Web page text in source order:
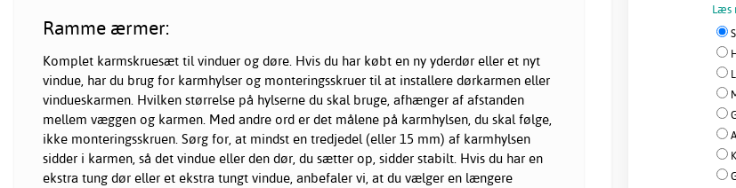
Læs
Ramme ærmer:
Komplet karmskruesæt til vinduer og døre. Hvis du har købt en ny yderdør eller et nyt
vindue, har du brug for karmhylser og monteringsskruer til at installere dørkarmen eller
vindueskarmen. Hvilken størrelse på hylserne du skal bruge, afhænger af afstanden
mellem væggen og karmen. Med andre ord er det målene på karmhylsen, du skal følge,
ikke monteringsskruen. Sørg for, at mindst en tredjedel (eller 15 mm) af karmhylsen
sidder i karmen, så det vindue eller den dør, du sætter op, sidder stabilt. Hvis du har en
ekstra tung dør eller et ekstra tungt vindue, anbefaler vi, at du vælger en længere